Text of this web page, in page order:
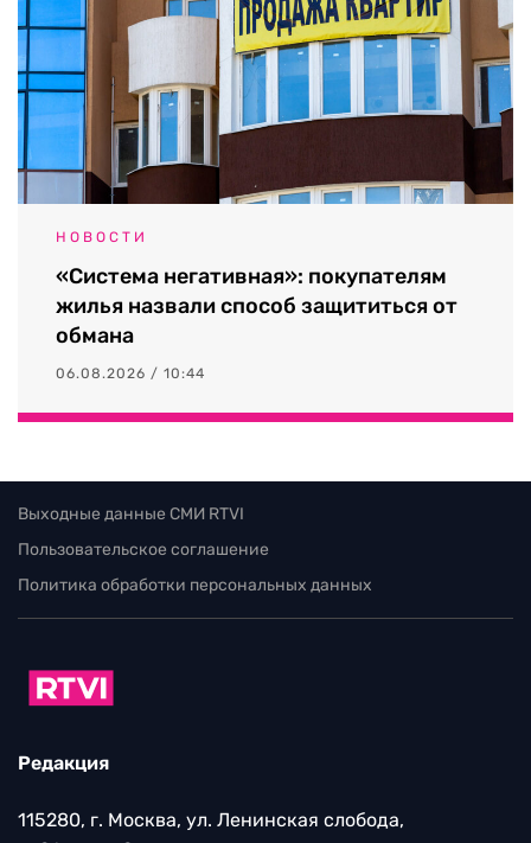
НОВОСТИ
«Система негативная»: покупателям
жилья назвали способ защититься от
обмана
06.08.2026 / 10:44
Выходные данные СМИ RTVI
Пользовательское соглашение
Политика обработки персональных данных
Редакция
115280, г. Москва, ул. Ленинская слобода,